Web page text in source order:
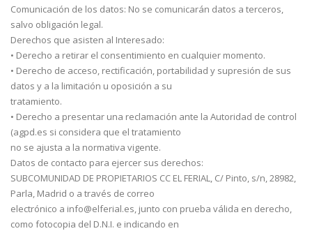
Comunicación de los datos: No se comunicarán datos a terceros,
salvo obligación legal.
Derechos que asisten al Interesado:
• Derecho a retirar el consentimiento en cualquier momento.
• Derecho de acceso, rectificación, portabilidad y supresión de sus
datos y a la limitación u oposición a su
tratamiento.
• Derecho a presentar una reclamación ante la Autoridad de control
(agpd.es si considera que el tratamiento
no se ajusta a la normativa vigente.
Datos de contacto para ejercer sus derechos:
SUBCOMUNIDAD DE PROPIETARIOS CC EL FERIAL, C/ Pinto, s/n, 28982,
Parla, Madrid o a través de correo
electrónico a info@elferial.es, junto con prueba válida en derecho,
como fotocopia del D.N.I. e indicando en